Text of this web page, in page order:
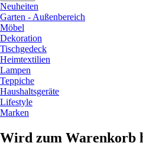
Neuheiten
Garten - Außenbereich
Möbel
Dekoration
Tischgedeck
Heimtextilien
Lampen
Teppiche
Haushaltsgeräte
Lifestyle
Marken
Wird zum Warenkorb